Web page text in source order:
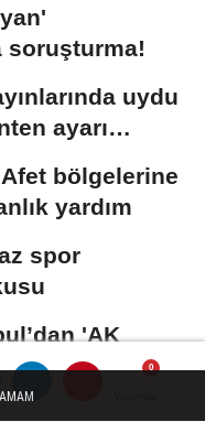
soruşturma!
uydu
ayarı
bölgelerine
yardım
spor
'AK
Gör'